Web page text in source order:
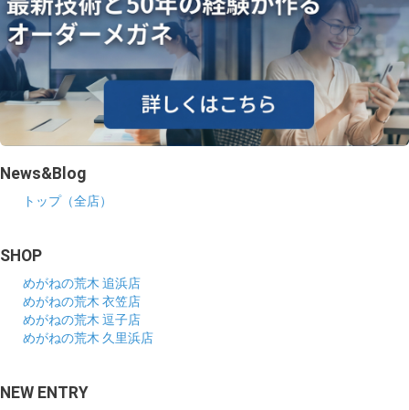
News&Blog
トップ（全店）
SHOP
めがねの荒木 追浜店
めがねの荒木 衣笠店
めがねの荒木 逗子店
めがねの荒木 久里浜店
NEW ENTRY